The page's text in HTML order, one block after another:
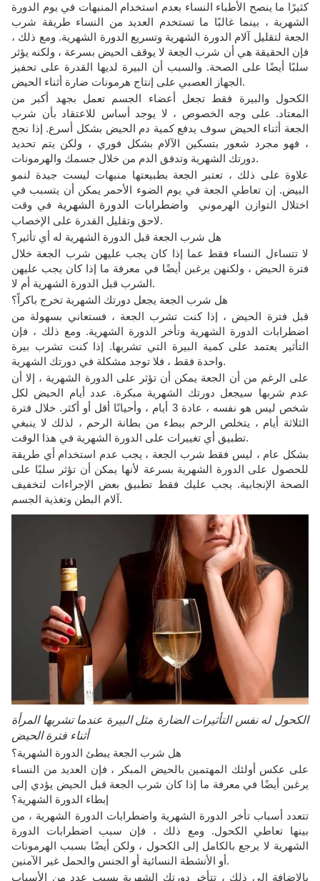
كثيرًا ما ينصح الأطباء النساء بعدم استخدام المنبهات في يوم الدورة
الشهرية ، بينما غالبًا ما تستخدم العديد من النساء طريقة شرب
الجعة لتقليل آلام الدورة الشهرية وتسريع الدورة الشهرية. ومع ذلك ،
فإن الحقيقة هي أن شرب الجعة لا يوقف الحيض بسرعة ، ولكنه يؤثر
سلبًا أيضًا على الصحة. والسبب أن البيرة لديها القدرة على تحفيز
الجهاز العصبي على إنتاج هرمونات ضارة أثناء الحيض.
الكحول والبيرة فقط تجعل أعضاء الجسم تعمل بجهد أكبر من
المعتاد. على وجه الخصوص ، لا يوجد أساس للاعتقاد بأن شرب
الجعة أثناء الحيض سوف يدفع كمية دم الحيض بشكل أسرع. إذا نجح
، فهو مجرد شعور بتسكين الآلام بشكل فوري ، ولكن يتم تحديد
دورتك الشهرية وتدفق الدم من خلال جسمك والهرمونات.
علاوة على ذلك ، تعتبر الجعة بطبيعتها منبهات ليست جيدة لنمو
البيض. إن تعاطي الجعة في يوم الضوء الأحمر يمكن أن يتسبب في
اختلال التوازن الهرموني واضطرابات الدورة الشهرية في وقت
لاحق وتقليل القدرة على الإخصاب.
هل شرب الجعة قبل الدورة الشهرية له أي تأثير؟
لا تتساءل النساء فقط عما إذا كان يجب عليهن شرب الجعة خلال
فترة الحيض ، ولكنهن يرغبن أيضًا في معرفة ما إذا كان يجب عليهن
الشرب قبل الدورة الشهرية أم لا.
هل شرب الجعة يجعل دورتك الشهرية تخرج باكراً؟
قبل فترة الحيض ، إذا كنت تشرب الجعة ، فستعاني بسهولة من
اضطرابات الدورة الشهرية وتأخر الدورة الشهرية. ومع ذلك ، فإن
التأثير يعتمد على كمية البيرة التي تشربها. إذا كنت تشرب بيرة
واحدة فقط ، فلا توجد مشكلة في دورتك الشهرية.
على الرغم من أن الجعة يمكن أن تؤثر على الدورة الشهرية ، إلا أن
عدم شربها سيجعل دورتك الشهرية مبكرة. عدد أيام الحيض لكل
شخص ليس هو نفسه ، عادة 3 أيام ، وأحيانًا أقل أو أكثر. خلال فترة
الثلاثة أيام ، يتخلص الرحم ببطء من بطانة الرحم ، لذلك لا ينبغي
تطبيق أي تغييرات على الدورة الشهرية في هذا الوقت.
بشكل عام ، ليس فقط شرب الجعة ، يجب عدم استخدام أي طريقة
للحصول على الدورة الشهرية بسرعة لأنها يمكن أن تؤثر سلبًا على
الصحة الإنجابية. يجب عليك فقط تطبيق بعض الإجراءات لتخفيف
آلام البطن وتغذية الجسم.
الكحول له نفس التأثيرات الضارة مثل البيرة عندما تشربها المرأة
أثناء فترة الحيض
هل شرب الجعة يبطئ الدورة الشهرية؟
على عكس أولئك المهتمين بالحيض المبكر ، فإن العديد من النساء
يرغبن أيضًا في معرفة ما إذا كان شرب الجعة قبل الحيض يؤدي إلى
إبطاء الدورة الشهرية؟
تتعدد أسباب تأخر الدورة الشهرية واضطرابات الدورة الشهرية ، من
بينها تعاطي الكحول. ومع ذلك ، فإن سبب اضطرابات الدورة
الشهرية لا يرجع بالكامل إلى الكحول ، ولكن أيضًا بسبب الهرمونات
أو الأنشطة النسائية أو الجنس والحمل غير الآمنين.
بالإضافة إلى ذلك ، تتأخر دورتك الشهرية بسبب عدد من الأسباب